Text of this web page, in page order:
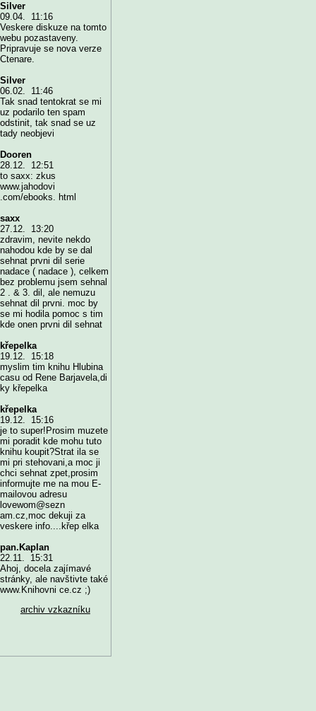
Silver
09.04. 11:16
Veskere diskuze na tomto
webu pozastaveny.
Pripravuje se nova verze
Ctenare.
Silver
06.02. 11:46
Tak snad tentokrat se mi
uz podarilo ten spam
odstinit, tak snad se uz
tady neobjevi
Dooren
28.12. 12:51
to saxx: zkus
www.jahodovi
.com/ebooks. html
saxx
27.12. 13:20
zdravim, nevite nekdo
nahodou kde by se dal
sehnat prvni dil serie
nadace ( nadace ), celkem
bez problemu jsem sehnal
2 . & 3. dil, ale nemuzu
sehnat dil prvni. moc by
se mi hodila pomoc s tim
kde onen prvni dil sehnat
křepelka
19.12. 15:18
myslim tim knihu Hlubina
casu od Rene Barjavela,di
ky křepelka
křepelka
19.12. 15:16
je to super!Prosim muzete
mi poradit kde mohu tuto
knihu koupit?Strat ila se
mi pri stehovani,a moc ji
chci sehnat zpet,prosim
informujte me na mou E-
mailovou adresu
lovewom@sezn
am.cz,moc dekuji za
veskere info....křep elka
pan.Kaplan
22.11. 15:31
Ahoj, docela zajímavé
stránky, ale navštivte také
www.Knihovni ce.cz ;)
archiv vzkazníku